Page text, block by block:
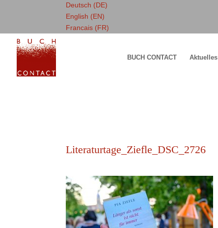
Deutsch (DE)
English (EN)
Francais (FR)
BUCH CONTACT Aktuelles
Literaturtage_Ziefle_DSC_2726